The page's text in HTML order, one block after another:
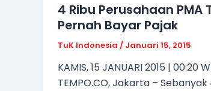
4 Ribu Perusahaan PMA
Pernah Bayar Pajak
TuK Indonesia / Januari 15, 2015
KAMIS, 15 JANUARI 2015 | 00:20
TEMPO.CO, Jakarta –